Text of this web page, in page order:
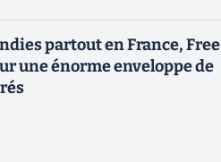
partout en France, Free
une énorme enveloppe de